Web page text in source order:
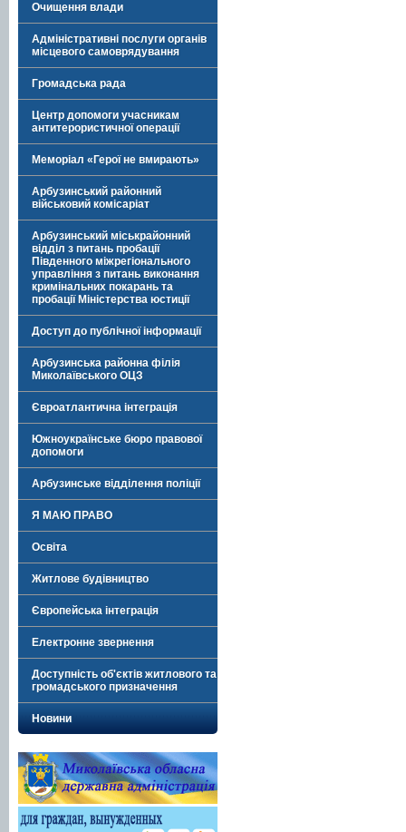
Очищення влади
Адміністративні послуги органів
місцевого самоврядування
Громадська рада
Центр допомоги учасникам
антитерористичної операції
Меморіал «Герої не вмирають»
Арбузинський районний
військовий комісаріат
Арбузинський міськрайонний
відділ з питань пробації
Південного міжрегіонального
управління з питань виконання
кримінальних покарань та
пробації Міністерства юстиції
Доступ до публічної інформації
Арбузинська районна філія
Миколаївського ОЦЗ
Євроатлантична інтеграція
Южноукраїнське бюро правової
допомоги
Арбузинське відділення поліції
Я МАЮ ПРАВО
Освіта
Житлове будівництво
Європейська інтеграція
Електронне звернення
Доступність об'єктів житлового та
громадського призначення
Новини